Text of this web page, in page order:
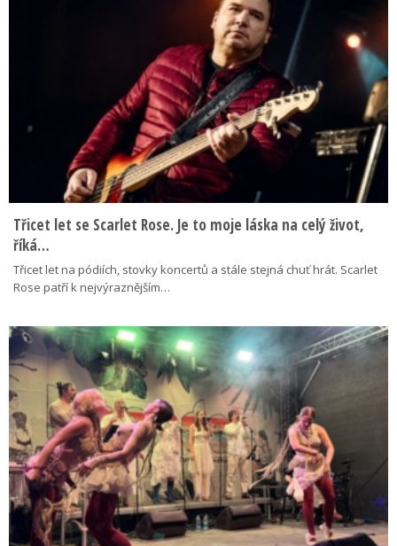
Třicet let se Scarlet Rose. Je to moje láska na celý život,
říká…
Třicet let na pódiích, stovky koncertů a stále stejná chuť hrát. Scarlet
Rose patří k nejvýraznějším…